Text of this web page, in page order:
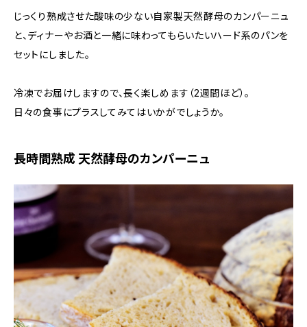
じっくり熟成させた酸味の少ない自家製天然酵母のカンパーニュ
と、ディナーやお酒と一緒に味わってもらいたいハード系のパンを
セットにしました。
冷凍でお届けしますので、長く楽しめます（2週間ほど）。
日々の食事にプラスしてみてはいかがでしょうか。
長時間熟成 天然酵母のカンパーニュ